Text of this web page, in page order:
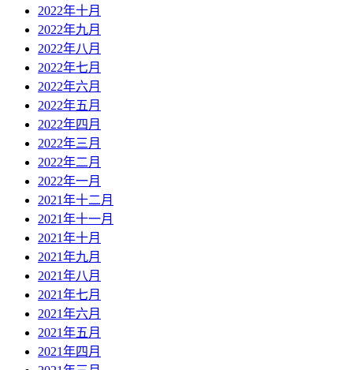
2022年十月
2022年九月
2022年八月
2022年七月
2022年六月
2022年五月
2022年四月
2022年三月
2022年二月
2022年一月
2021年十二月
2021年十一月
2021年十月
2021年九月
2021年八月
2021年七月
2021年六月
2021年五月
2021年四月